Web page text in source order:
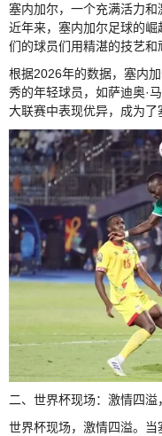
塞内加尔，一个充满活力和
近年来，塞内加尔足球的
们的球员们用精湛的技艺和
根据2026年的数据，塞内
秀的年轻球员，如萨迪奥·
大联赛中表现优异，成为了
二、世界杯现场：激情四溢
世界杯现场，激情四溢。